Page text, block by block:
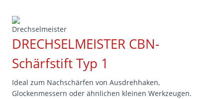
DRECHSELMEISTER CBN-
Schärfstift Typ 1
Ideal zum Nachschärfen von Ausdrehhaken,
Glockenmessern oder ähnlichen kleinen Werkzeugen.